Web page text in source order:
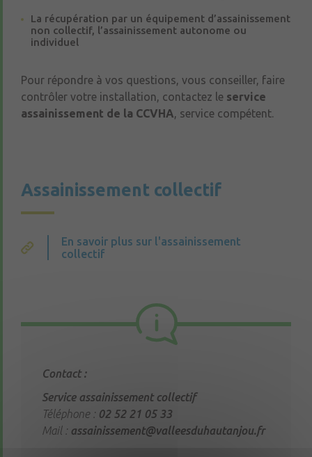
La récupération par un équipement d’assainissement
non collectif, l’assainissement autonome ou
individuel
Pour répondre à vos questions, vous conseiller, faire
contrôler votre installation, contactez le service
assainissement de la CCVHA, service compétent.
Assainissement collectif
En savoir plus sur l'assainissement
collectif
Contact :
Service assainissement collectif
Téléphone : 02 52 21 05 33
Mail : assainissement@valleesduhautanjou.fr